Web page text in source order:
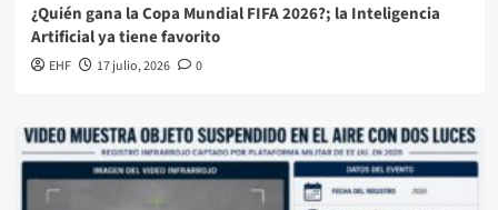
¿Quién gana la Copa Mundial FIFA 2026?; la Inteligencia
Artificial ya tiene favorito
EHF 17 julio, 2026 0